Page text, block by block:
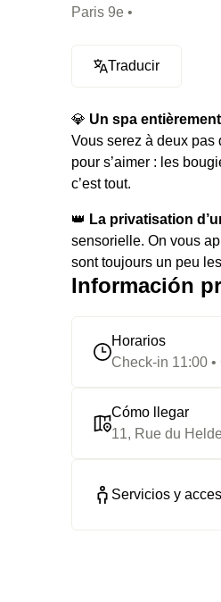
Paris 9e •
Traducir
💎 Un spa
Vous serez à deux pas
pour s’aimer : les
c’est tout.
👑 La privatisation
sensorielle. On vous
sont toujours un peu
⭐️ Le highlight :On
Et des extras :
Información
Horarios
Check-in 11:00
Cómo llegar
11, Rue du
Servicios y